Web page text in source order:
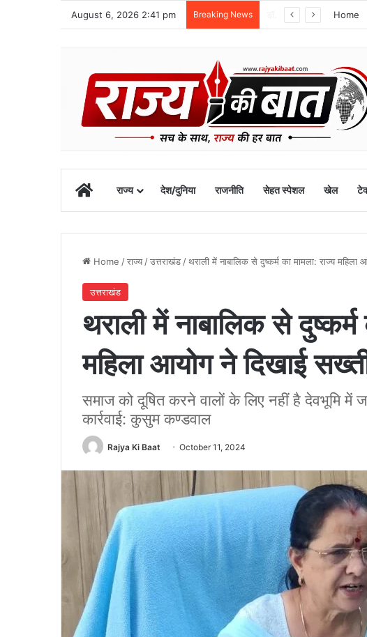
August 6, 2026 2:41 pm Breaking News Home
Homeराज्य देश/दुनिया राजनीति सेहत स्पेशल खेल
Home /राज्य /उत्तराखंड /थराली में नाबालिक से दुष्कर्म का मामला: राज्य महिला
उत्तराखंड
थराली में नाबालिक से दुष्कर्म
महिला आयोग ने दिखाई
समाज को दूषित करने वालों के लिए नहीं है देवभूमि में
कार्रवाई: कुसुम कण्डवाल
Rajya Ki Baat October 11, 2024